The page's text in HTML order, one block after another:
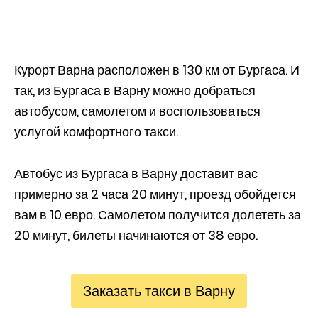
Курорт Варна расположен в 130 км от Бургаса. И
так, из Бургаса в Варну можно добраться
автобусом, самолетом и воспользоваться
услугой комфортного такси.
Автобус из Бургаса в Варну доставит вас
примерно за 2 часа 20 минут, проезд обойдется
вам в 10 евро. Самолетом получится долететь за
20 минут, билеты начинаются от 38 евро.
Заказать такси в Варну